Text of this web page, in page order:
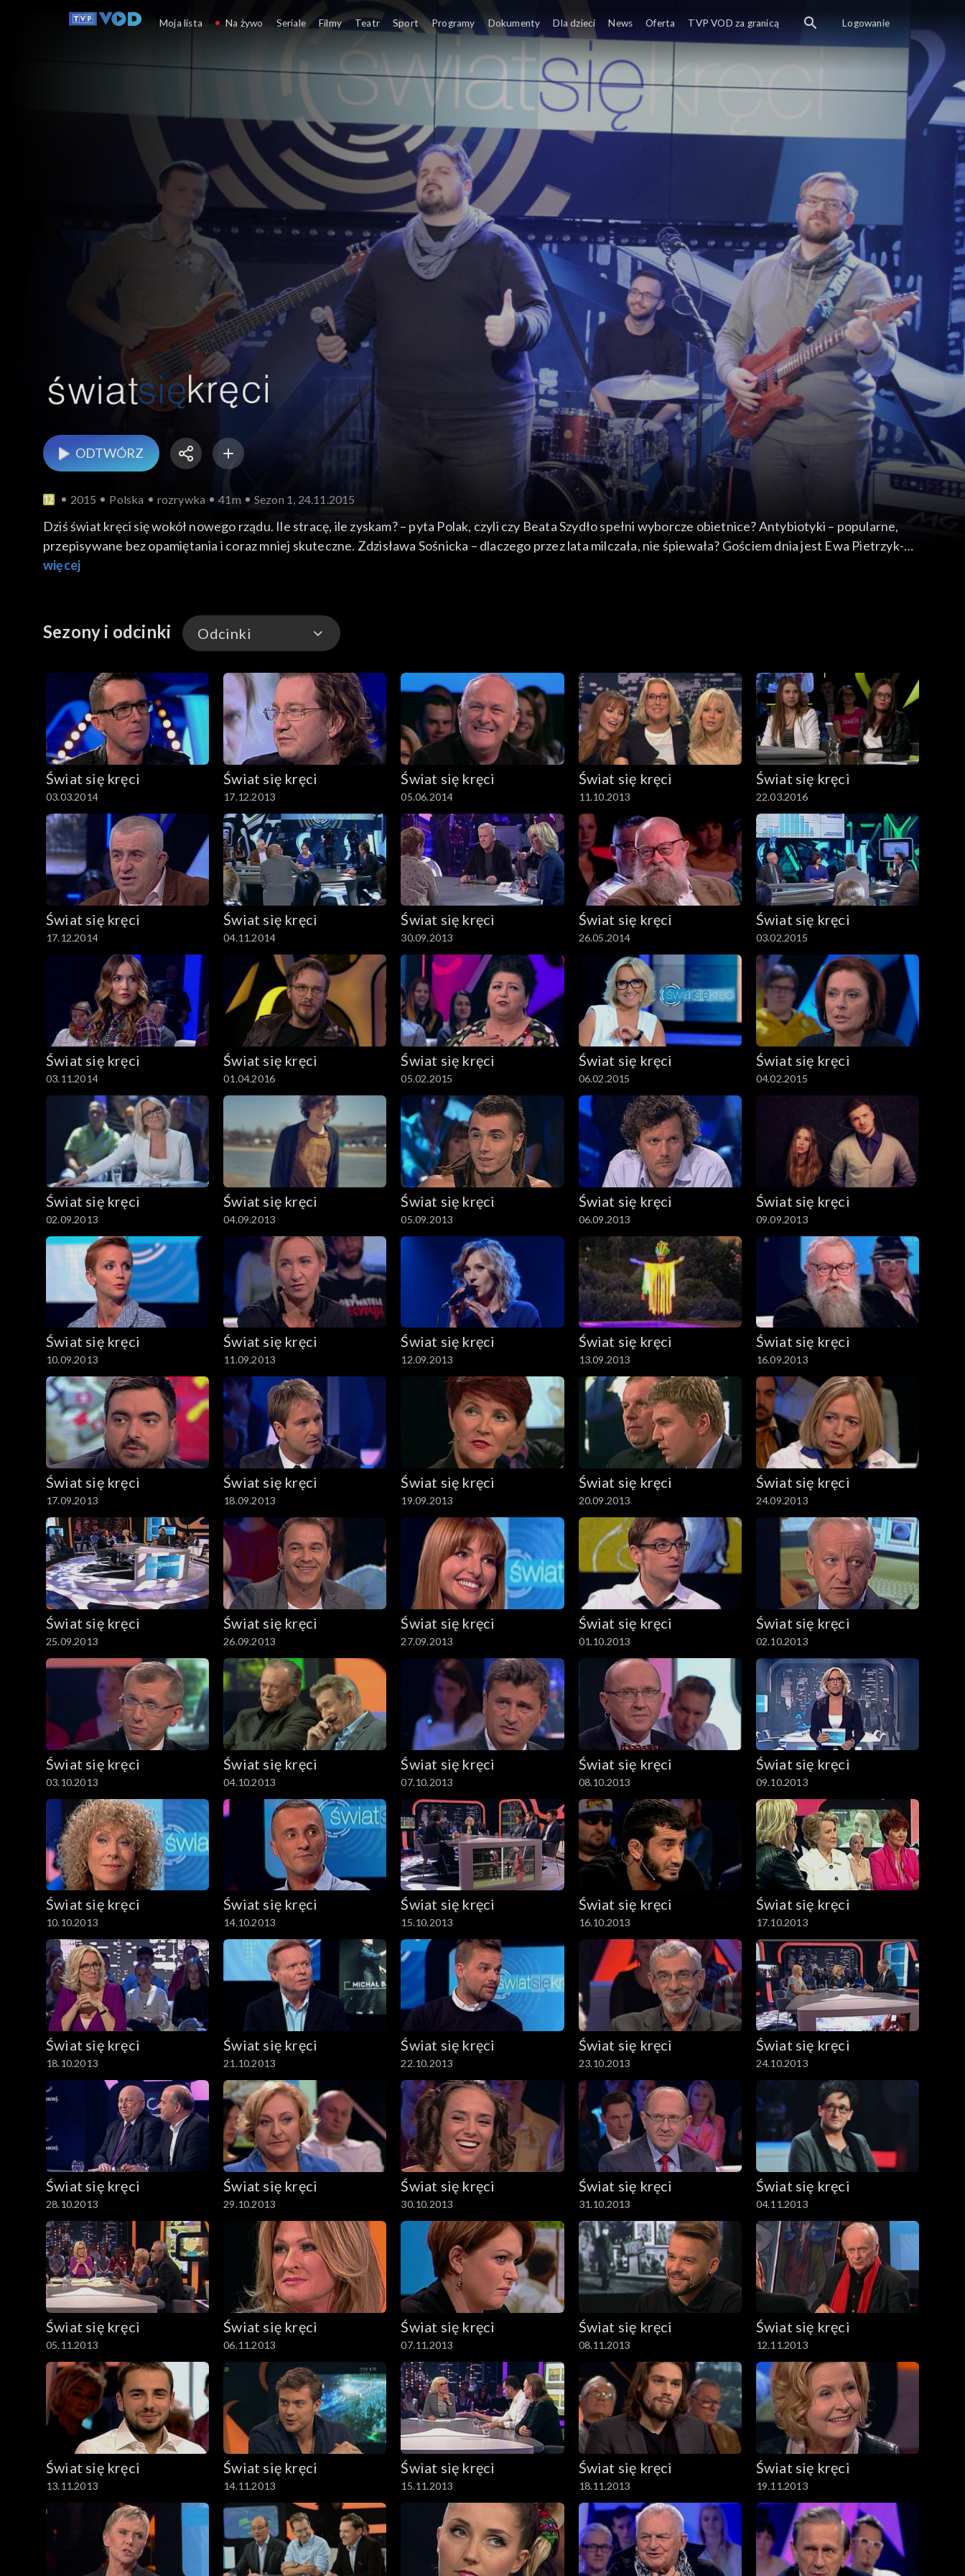
ODTWÓRZ
2015 Polska rozrywka 41m Sezon 1, 24.11.2015
Dziś świat kręci się wokół nowego rządu. Ile stracę, ile zyskam? – pyta Polak, czyli czy Beata Szydło spełni wyborcze obietnice? Antybiotyki – popularne,
przepisywane bez opamiętania i coraz mniej skuteczne. Zdzisława Sośnicka – dlaczego przez lata milczała, nie śpiewała? Gościem dnia jest Ewa Pietrzyk-
Zieniewicz, a scenie William Prestigiacomo, finalista „The Voice of Poland” z grupy Andrzeja Piasecznego.
więcej
Sezony i odcinki Odcinki
Odcinki
Świat się kręci
03.03.2014
Świat się kręci
17.12.2013
Świat się kręci
05.06.2014
Świat się kręci
11.10.2013
Świat się kręci
22.03.2016
Świat się kręci
17.12.2014
Świat się kręci
04.11.2014
Świat się kręci
30.09.2013
Świat się kręci
26.05.2014
Świat się kręci
03.02.2015
Świat się kręci
03.11.2014
Świat się kręci
01.04.2016
Świat się kręci
05.02.2015
Świat się kręci
06.02.2015
Świat się kręci
04.02.2015
Świat się kręci
02.09.2013
Świat się kręci
04.09.2013
Świat się kręci
05.09.2013
Świat się kręci
06.09.2013
Świat się kręci
09.09.2013
Świat się kręci
10.09.2013
Świat się kręci
11.09.2013
Świat się kręci
12.09.2013
Świat się kręci
13.09.2013
Świat się kręci
16.09.2013
Świat się kręci
17.09.2013
Świat się kręci
18.09.2013
Świat się kręci
19.09.2013
Świat się kręci
20.09.2013
Świat się kręci
24.09.2013
Świat się kręci
25.09.2013
Świat się kręci
26.09.2013
Świat się kręci
27.09.2013
Świat się kręci
01.10.2013
Świat się kręci
02.10.2013
Świat się kręci
03.10.2013
Świat się kręci
04.10.2013
Świat się kręci
07.10.2013
Świat się kręci
08.10.2013
Świat się kręci
09.10.2013
Świat się kręci
10.10.2013
Świat się kręci
14.10.2013
Świat się kręci
15.10.2013
Świat się kręci
16.10.2013
Świat się kręci
17.10.2013
Świat się kręci
18.10.2013
Świat się kręci
21.10.2013
Świat się kręci
22.10.2013
Świat się kręci
23.10.2013
Świat się kręci
24.10.2013
Świat się kręci
28.10.2013
Świat się kręci
29.10.2013
Świat się kręci
30.10.2013
Świat się kręci
31.10.2013
Świat się kręci
04.11.2013
Świat się kręci
05.11.2013
Świat się kręci
06.11.2013
Świat się kręci
07.11.2013
Świat się kręci
08.11.2013
Świat się kręci
12.11.2013
Świat się kręci
13.11.2013
Świat się kręci
14.11.2013
Świat się kręci
15.11.2013
Świat się kręci
18.11.2013
Świat się kręci
19.11.2013
Moja lista Na żywo Seriale Filmy Teatr Sport Programy Dokumenty Dla dzieci News Oferta TVP VOD za granicą Logowanie